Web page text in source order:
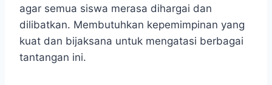
agar semua siswa merasa dihargai dan
dilibatkan. Membutuhkan kepemimpinan yang
kuat dan bijaksana untuk mengatasi berbagai
tantangan ini.